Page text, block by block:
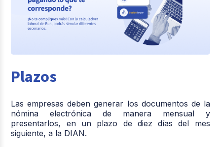
Plazos
Las empresas deben generar los documentos de la
nómina electrónica de manera mensual y
presentarlos, en un plazo de diez días del mes
siguiente, a la DIAN.